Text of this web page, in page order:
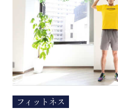
フィットネス